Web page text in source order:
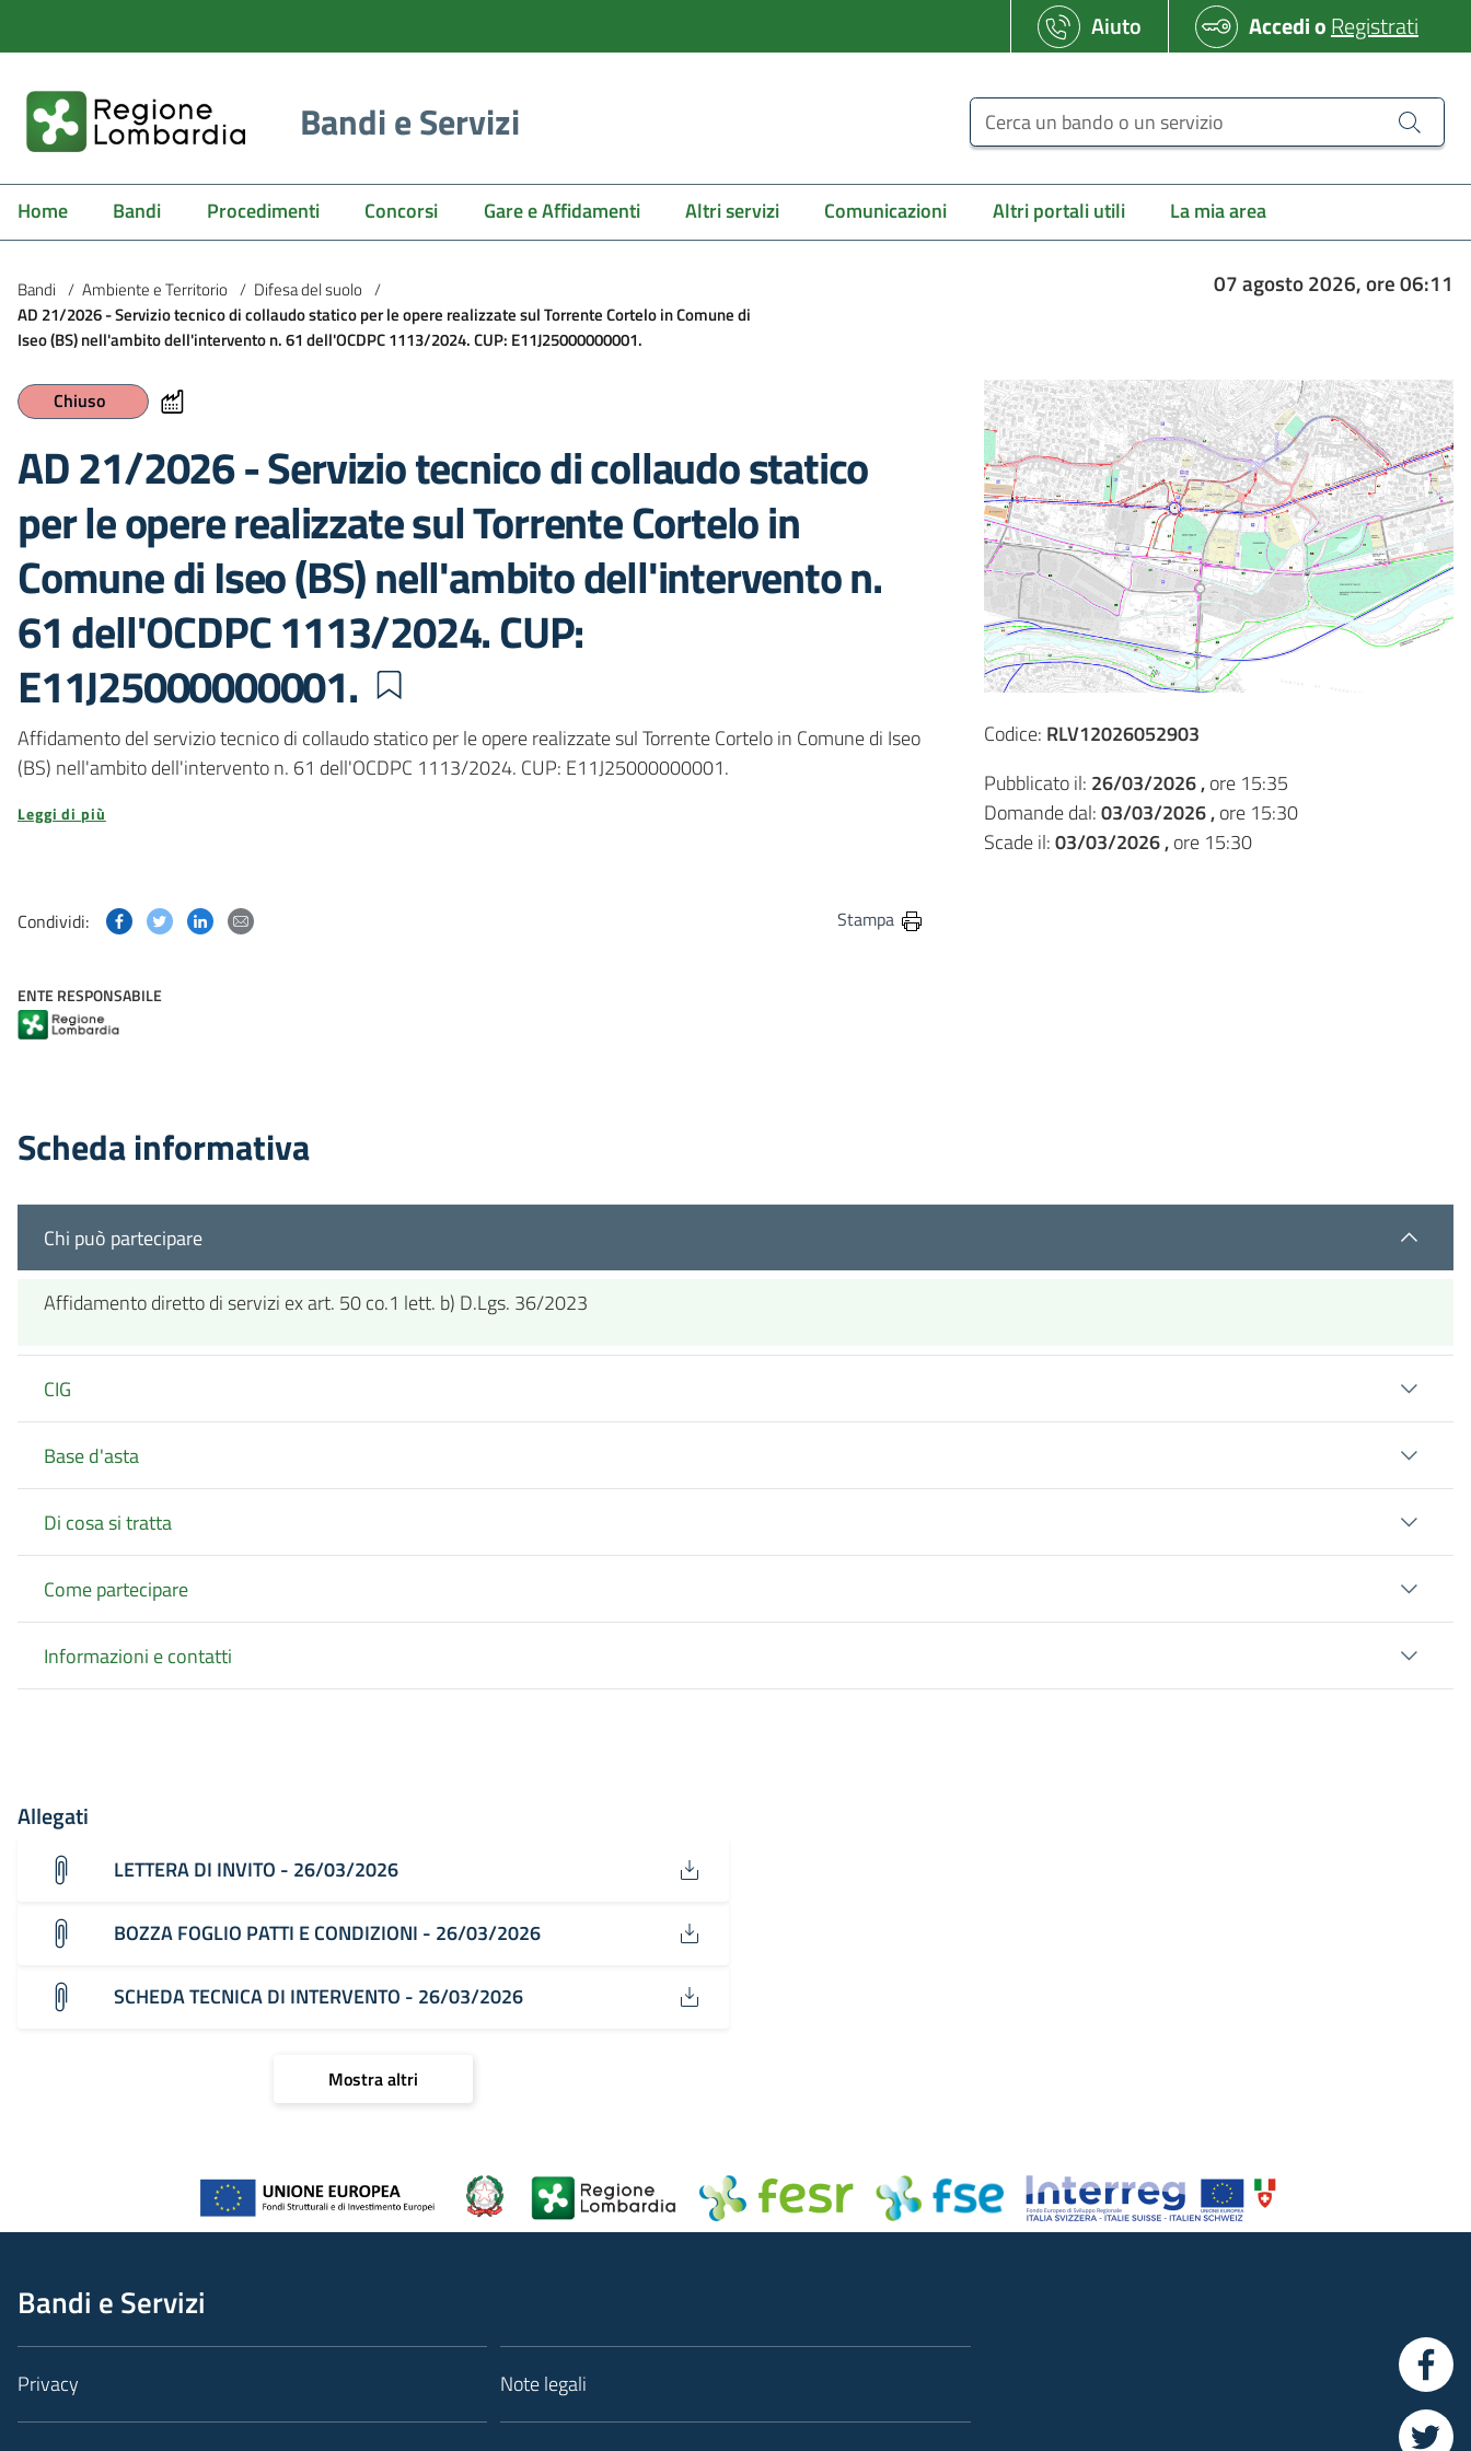
Aiuto AccedioRegistrati
Bandi e Servizi Cerca un bando o un servizio
Home Bandi Procedimenti Concorsi Gare e Affidamenti Altri servizi Comunicazioni Altri portali utili La mia area
Bandi / Ambiente e Territorio / Difesa del suolo /
AD 21/2026 - Servizio tecnico di collaudo statico per le opere realizzate sul Torrente Cortelo in Comune di
Iseo (BS) nell'ambito dell'intervento n. 61 dell'OCDPC 1113/2024. CUP: E11J25000000001.
07 agosto 2026, ore 06:11
Chiuso
AD 21/2026 - Servizio tecnico di collaudo statico
per le opere realizzate sul Torrente Cortelo in
Comune di Iseo (BS) nell'ambito dell'intervento n.
61 dell'OCDPC 1113/2024. CUP:
E11J25000000001.
Affidamento del servizio tecnico di collaudo statico per le opere realizzate sul Torrente Cortelo in Comune di Iseo
(BS) nell'ambito dell'intervento n. 61 dell'OCDPC 1113/2024. CUP: E11J25000000001.
Leggi di più
Condividi: Condividi questa pagina su Facebook
Condividi questa pagina su Twitter
Condividi questa pagina su Linkedin Stampa
ENTE RESPONSABILE
Codice: RLV12026052903
Pubblicato il: 26/03/2026 ,ore 15:35
Domande dal:03/03/2026 ,ore 15:30
Scade il:03/03/2026 ,ore 15:30
Scheda informativa
Chi può partecipare
Affidamento diretto di servizi ex art. 50 co.1 lett. b) D.Lgs. 36/2023
CIG
Base d'asta
Di cosa si tratta
Come partecipare
Informazioni e contatti
Allegati
LETTERA DI INVITO - 26/03/2026
BOZZA FOGLIO PATTI E CONDIZIONI - 26/03/2026
SCHEDA TECNICA DI INTERVENTO - 26/03/2026
Mostra altri
Bandi e Servizi
Privacy Note legali